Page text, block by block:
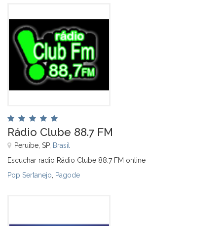
Rádio Clube 88.7 FM
Peruibe, SP, Brasil
Escuchar radio Rádio Clube 88.7 FM online
Pop Sertanejo Pagode